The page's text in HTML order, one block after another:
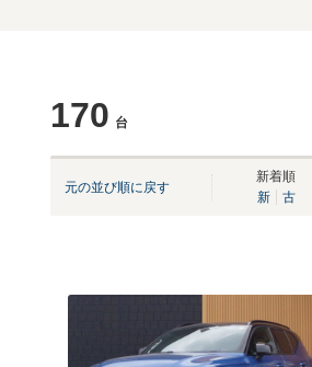
170 台
元の並び順に戻す
新着順
新
古